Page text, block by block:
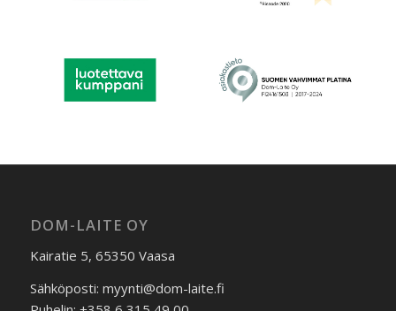
DOM-LAITE OY
Kairatie 5, 65350 Vaasa
Sähköposti: myynti@dom-laite.fi